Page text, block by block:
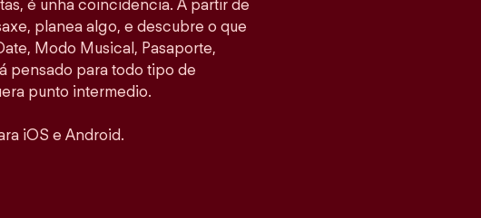
é unha coincidencia. A partir de
planea algo, e descubre o que
Modo Musical, Pasaporte,
pensado para todo tipo de
punto intermedio.
iOS e Android.